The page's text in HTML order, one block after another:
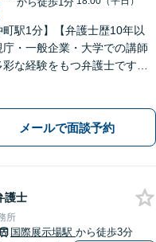
町駅1分】【弁護士歴10年以
庁・一般企業・大学での講師
彩な経験をもつ弁護士です
イスいたします【民事調停官
メールで面談予約
護士
所
国際展示場駅 から徒歩3分